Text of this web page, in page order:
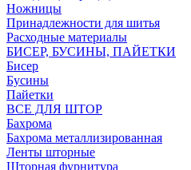
Ножницы
Принадлежности для шитья
Расходные материалы
БИСЕР, БУСИНЫ, ПАЙЕТКИ
Бисер
Бусины
Пайетки
ВСЕ ДЛЯ ШТОР
Бахрома
Бахрома металлизированная
Ленты шторные
Шторная фурнитура